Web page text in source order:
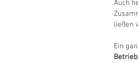
Auch
ließen
Ein